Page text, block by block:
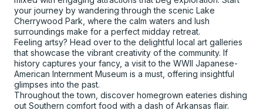
your journey by wandering through the scenic Lake
Cherrywood Park, where the calm waters and lush
surroundings make for a perfect midday retreat.
Feeling artsy? Head over to the delightful local art galleries
that showcase the vibrant creativity of the community. If
history captures your fancy, a visit to the WWII Japanese-
American Internment Museum is a must, offering insightful
glimpses into the past.
Throughout the town, discover homegrown eateries dishing
out Southern comfort food with a dash of Arkansas flair.